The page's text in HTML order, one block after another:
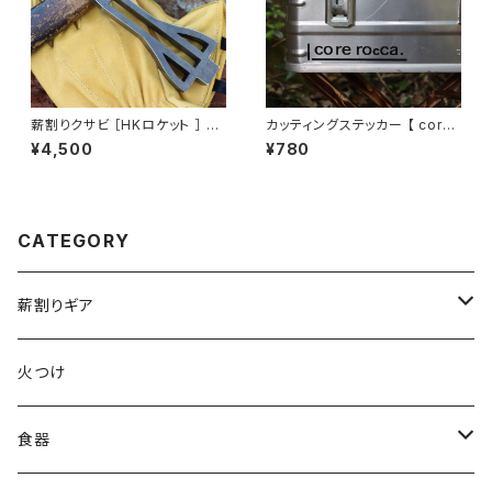
薪割りクサビ ［HKロケット ］ 【 c
orerocca ( コレロッカ )】
¥4,500
カッティングステッカー 【 corer
occa ( コレロッカ )】
¥780
CATEGORY
薪割りギア
薪割りクサビ
火つけ
食器